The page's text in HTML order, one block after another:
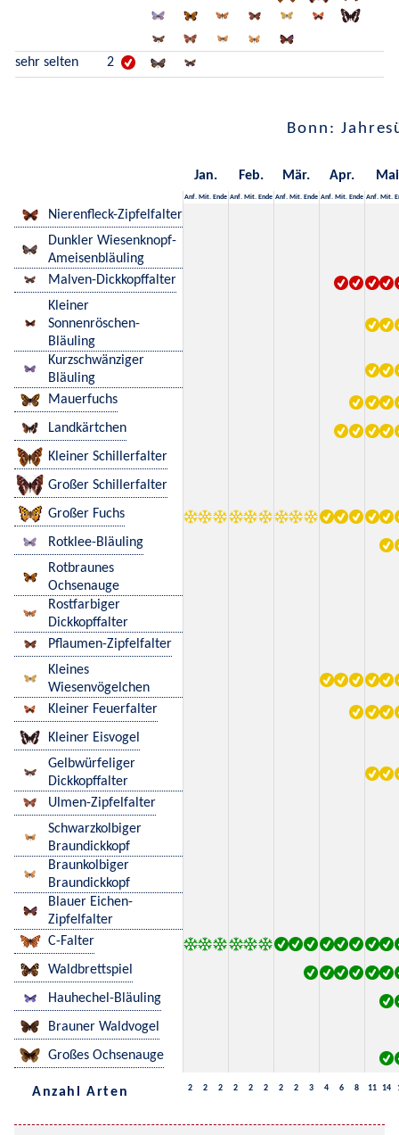
sehr selten 2
Bonn:
Jan. Feb. Mär. Apr. Mai
Anf. Mit. Ende Anf. Mit. Ende Anf. Mit. Ende Anf. Mit. Ende Anf. Mit.
Nierenfleck-Zipfelfalter
Dunkler Wiesenknopf-
Ameisenbläuling
Malven-Dickkopffalter
Kleiner
Sonnenröschen-
Bläuling
Kurzschwänziger
Bläuling
Mauerfuchs
Landkärtchen
Kleiner Schillerfalter
Großer Schillerfalter
Großer Fuchs
Rotklee-Bläuling
Rotbraunes
Ochsenauge
Rostfarbiger
Dickkopffalter
Pflaumen-Zipfelfalter
Kleines
Wiesenvögelchen
Kleiner Feuerfalter
Kleiner Eisvogel
Gelbwürfeliger
Dickkopffalter
Ulmen-Zipfelfalter
Schwarzkolbiger
Braundickkopf
Braunkolbiger
Braundickkopf
Blauer Eichen-
Zipfelfalter
C-Falter
Waldbrettspiel
Hauhechel-Bläuling
Brauner Waldvogel
Großes Ochsenauge
Anzahl Arten 2 2 2 2 2 2 2 2 3 4 6 8 11 14